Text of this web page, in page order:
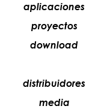
aplicaciones
proyectos
download
distribuidores
media